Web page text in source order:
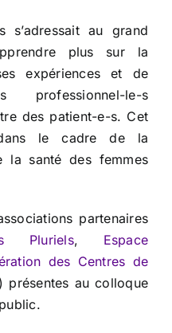
s’adressait au grand
plus sur la
expériences et de
le-s
des patient-e-s. Cet
dans le cadre de la
la santé des femmes
partenaires
Pluriels, Espace
des Centres de
) présentes au colloque